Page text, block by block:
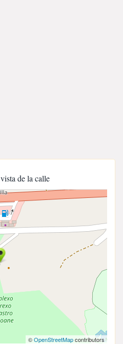
vista de la calle
©OpenStreetMapcontributors